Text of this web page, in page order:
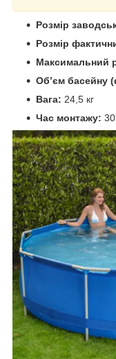
Розмір
Розмір
Максимальний
Об’єм басейну
Вага: 24,5 кг
Час монтажу: